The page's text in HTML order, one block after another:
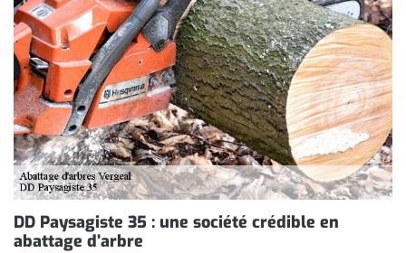
DD Paysagiste 35 : une société crédible en
abattage d’arbre